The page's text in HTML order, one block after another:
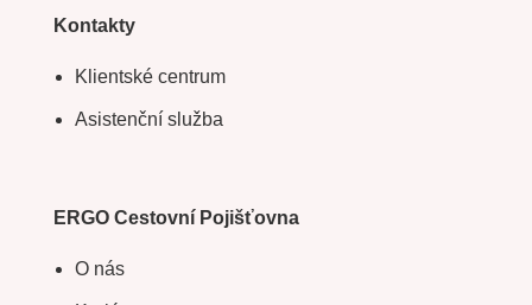
Kontakty
Klientské centrum
Asistenční služba
ERGO Cestovní Pojišťovna
O nás